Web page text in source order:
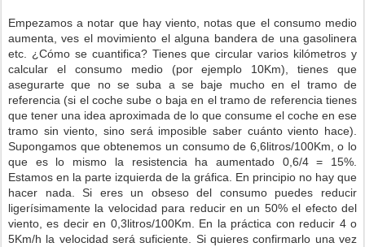
Empezamos a notar que hay viento, notas que el consumo medio
aumenta, ves el movimiento el alguna bandera de una gasolinera
etc. ¿Cómo se cuantifica? Tienes que circular varios kilómetros y
calcular el consumo medio (por ejemplo 10Km), tienes que
asegurarte que no se suba a se baje mucho en el tramo de
referencia (si el coche sube o baja en el tramo de referencia tienes
que tener una idea aproximada de lo que consume el coche en ese
tramo sin viento, sino será imposible saber cuánto viento hace).
Supongamos que obtenemos un consumo de 6,6litros/100Km, o lo
que es lo mismo la resistencia ha aumentado 0,6/4 = 15%.
Estamos en la parte izquierda de la gráfica. En principio no hay que
hacer nada. Si eres un obseso del consumo puedes reducir
ligerísimamente la velocidad para reducir en un 50% el efecto del
viento, es decir en 0,3litros/100Km. En la práctica con reducir 4 o
5Km/h la velocidad será suficiente. Si quieres confirmarlo una vez